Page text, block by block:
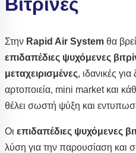
Στην Rapid Air System θα
επιδαπέδιες ψυχόμενες
μεταχειρισμένες, ιδανικές
αρτοποιεία, mini market και
θέλει σωστή ψύξη και
Οι επιδαπέδιες ψυχόμενες
λύση για την παρουσίαση και